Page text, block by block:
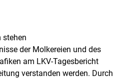
stehen
der Molkereien und des
am LKV-Tagesbericht
verstanden werden. Durch